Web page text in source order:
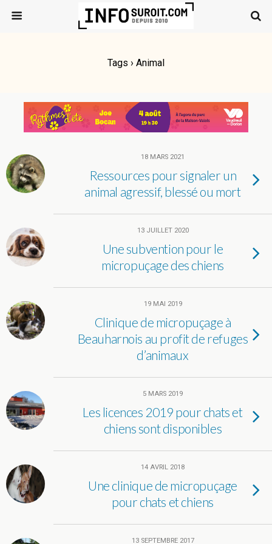
Tags › Animal
18 MARS 2021
Ressources pour signaler un
animal agressif, blessé ou mort
13 JUILLET 2020
Une subvention pour le
micropuçage des chiens
19 MAI 2019
Clinique de micropuçage à
Beauharnois au profit de refuges
d’animaux
5 MARS 2019
Les licences 2019 pour chats et
chiens sont disponibles
14 AVRIL 2018
Une clinique de micropuçage
pour chats et chiens
13 SEPTEMBRE 2017